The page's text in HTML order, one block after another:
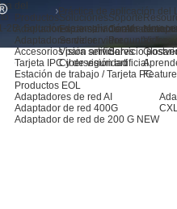
Productos
Adaptadores de servidor AI
Adaptadores de servidor
Accesorios para servidores
Tarjeta IPC y de visión artificial
Estación de trabajo / Tarjeta PC
Productos EOL
Adaptadores de red AI
Adaptador de red 400G
Adaptador de red de 200 G NEW
Soluciones
Expansión de
Servidor
Visión artificial
Ciberseguridad
Soporte
Centro de
Preguntas
Servicio
Video
del
2E: Solución de ampliación de